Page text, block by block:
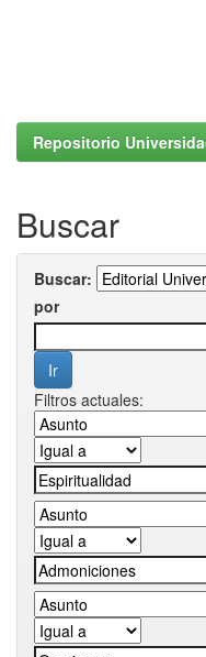
Repositorio
Buscar
Buscar:
por
Filtros actuales: